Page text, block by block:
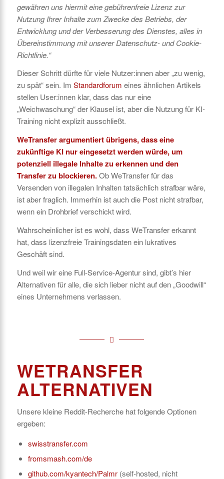
gewähren uns hiermit eine gebührenfreie Lizenz zur
Nutzung Ihrer Inhalte zum Zwecke des Betriebs, der
Entwicklung und der Verbesserung des Dienstes, alles in
Übereinstimmung mit unserer Datenschutz- und Cookie-
Richtlinie.“
Dieser Schritt dürfte für viele Nutzer:innen aber „zu wenig,
zu spät“ sein. Im Standardforum eines ähnlichen Artikels
stellen User:innen klar, dass das nur eine
„Weichwaschung“ der Klausel ist, aber die Nutzung für KI-
Training nicht explizit ausschließt.
WeTransfer argumentiert übrigens, dass eine
zukünftige KI nur eingesetzt werden würde, um
potenziell illegale Inhalte zu erkennen und den
Transfer zu blockieren.Ob WeTransfer für das
Versenden von illegalen Inhalten tatsächlich strafbar wäre,
ist aber fraglich. Immerhin ist auch die Post nicht strafbar,
wenn ein Drohbrief verschickt wird.
Wahrscheinlicher ist es wohl, dass WeTransfer erkannt
hat, dass lizenzfreie Trainingsdaten ein lukratives
Geschäft sind.
Und weil wir eine Full-Service-Agentur sind, gibt’s hier
Alternativen für alle, die sich lieber nicht auf den „Goodwill“
eines Unternehmens verlassen.
WETRANSFER
ALTERNATIVEN
Unsere kleine Reddit-Recherche hat folgende Optionen
ergeben:
swisstransfer.com
fromsmash.com/de
github.com/kyantech/Palmr(self-hosted, nicht